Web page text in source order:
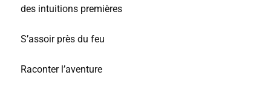
des intuitions premières
S’assoir près du feu
Raconter l’aventure